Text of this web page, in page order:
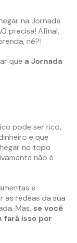
na Jornada
precisa! Afinal,
né?!
que a Jornada
pode ser rico,
e que
no topo
não é
e
as rédeas da sua
Mas, se você
fará isso por